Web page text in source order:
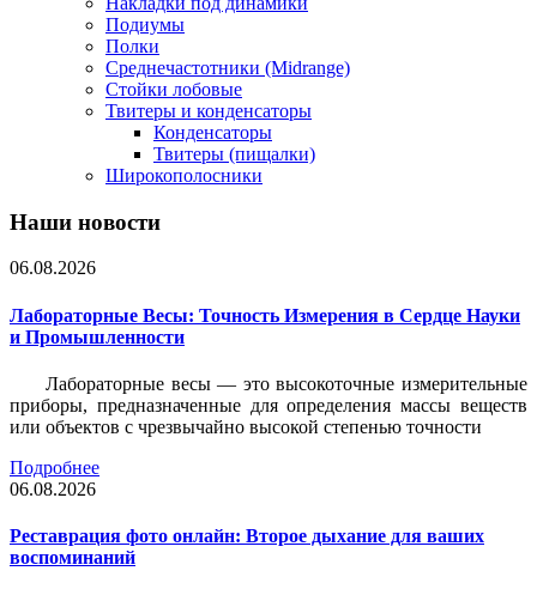
Подиумы
Полки
Среднечастотники (Midrange)
Стойки лобовые
Твитеры и конденсаторы
Конденсаторы
Твитеры (пищалки)
Широкополосники
Наши новости
06.08.2026
Лабораторные Весы: Точность Измерения в Сердце Науки
и Промышленности
Лабораторные весы — это высокоточные измерительные
приборы, предназначенные для определения массы веществ
или объектов с чрезвычайно высокой степенью точности
Подробнее
06.08.2026
Реставрация фото онлайн: Второе дыхание для ваших
воспоминаний